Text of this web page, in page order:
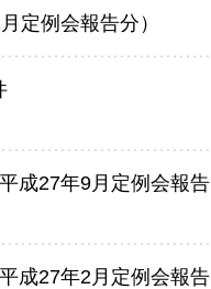
定例会報告分）
成27年9月定例会報告
成27年2月定例会報告